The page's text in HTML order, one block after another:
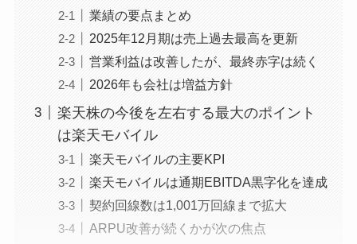
業績の要点まとめ
2025年12月期は売上過去最高を更新
営業利益は改善したが、最終赤字は続く
2026年も会社は増益方針
楽天株の今後を左右する最大のポイント
は楽天モバイル
楽天モバイルの主要KPI
楽天モバイルは通期EBITDA黒字化を達成
契約回線数は1,001万回線まで拡大
ARPU改善が続くかが次の焦点